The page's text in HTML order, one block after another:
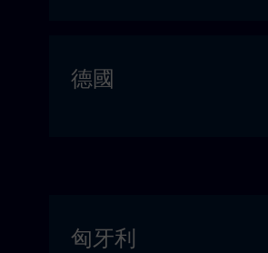
德國
匈牙利